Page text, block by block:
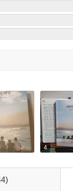
각이 든다. (…)"
4